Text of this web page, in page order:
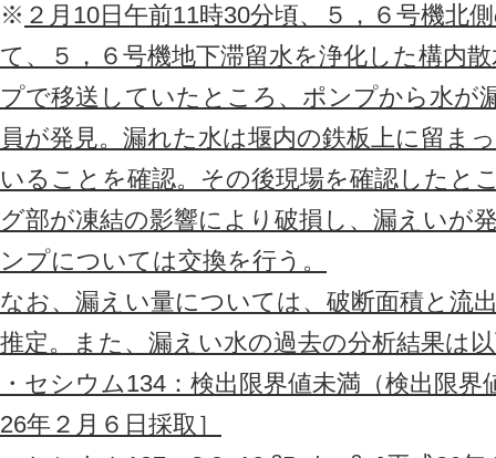
※ ２月10日午前11時30分頃、５，６号機北
て、５，６号機地下滞留水を浄化した構内
プで移送していたところ、ポンプから水が
員が発見。漏れた水は堰内の鉄板上に留ま
いることを確認。その後現場を確認したと
グ部が凍結の影響により破損し、漏えいが
ンプについては交換を行う。
なお、漏えい量については、破断面積と流
推定。また、漏えい水の過去の分析結果は
・セシウム134：検出限界値未満（検出限界
26年２月６日採取］